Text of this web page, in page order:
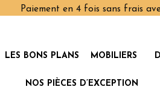
Paiement en 4 fois sans frais
LES BONS PLANS MOBILIERS
NOS PIÈCES D’EXCEPTION